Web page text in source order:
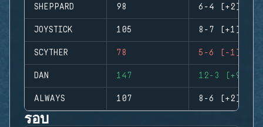
SHEPPARD 98 6-4 (+2)
JOYSTICK 105 8-7 (+1)
SCYTHER 78 5-6 (-1)
DAN 147 12-3 (+9)
ALWAYS 107 8-6 (+2)
รอบ